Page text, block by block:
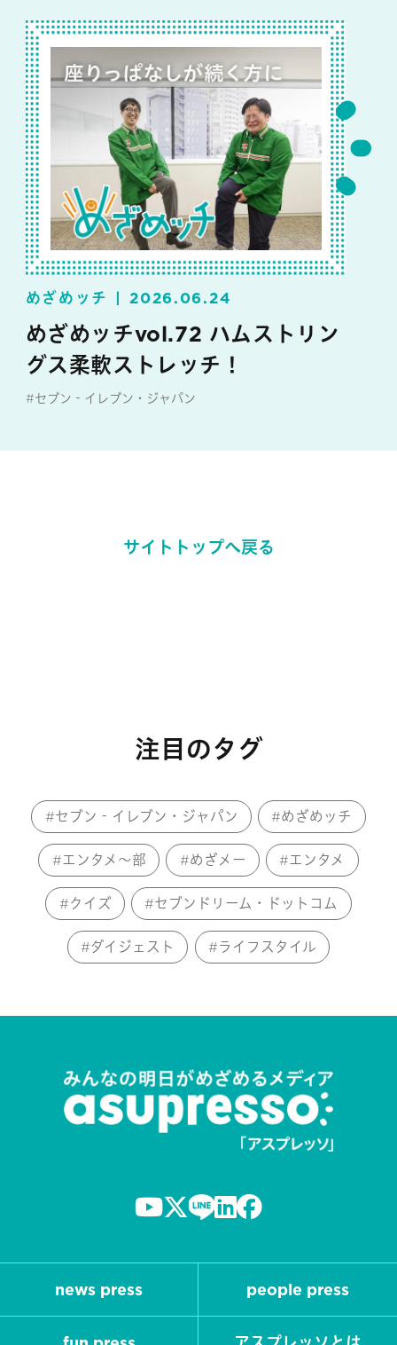
めざめッチ 2026.06.24
めざめッチvol.72 ハムストリン
グス柔軟ストレッチ！
#セブン‐イレブン・ジャパン
サイトトップへ戻る
注目のタグ
セブン‐イレブン・ジャパン めざめッチ
エンタメ～部 めざメー エンタメ
クイズ セブンドリーム・ドットコム
ダイジェスト ライフスタイル
news press people press